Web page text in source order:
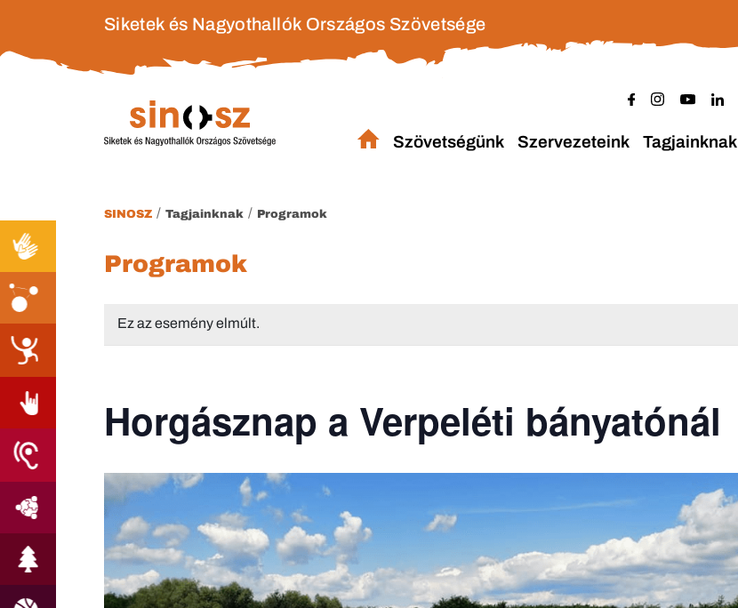
Siketek és Nagyothallók Országos Szövetsége
Szövetségünk Szervezeteink Tagjainknak
SINOSZ / Tagjainknak / Programok
Programok
Ez az esemény elmúlt.
Horgásznap a Verpeléti bányatónál